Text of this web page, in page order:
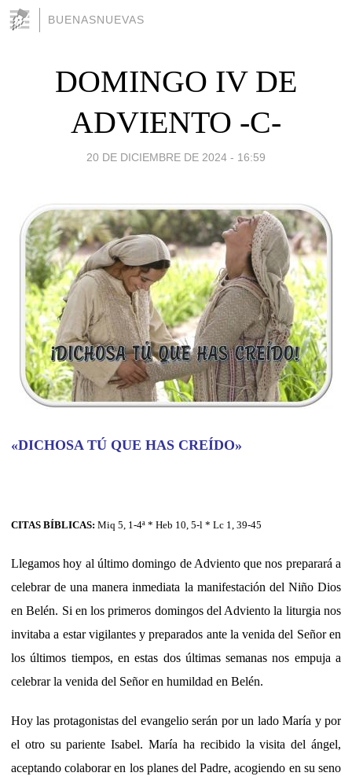
BUENASNUEVAS
DOMINGO IV DE
ADVIENTO -C-
20 DE DICIEMBRE DE 2024 - 16:59
«DICHOSA TÚ QUE HAS CREÍDO»
CITAS BÍBLICAS: Miq 5, 1-4ª * Heb 10, 5-l * Lc 1, 39-45
Llegamos hoy al último domingo de Adviento que nos preparará a
celebrar de una manera inmediata la manifestación del Niño Dios
en Belén. Si en los primeros domingos del Adviento la liturgia nos
invitaba a estar vigilantes y preparados ante la venida del Señor en
los últimos tiempos, en estas dos últimas semanas nos empuja a
celebrar la venida del Señor en humildad en Belén.
Hoy las protagonistas del evangelio serán por un lado María y por
el otro su pariente Isabel. María ha recibido la visita del ángel,
aceptando colaborar en los planes del Padre, acogiendo en su seno